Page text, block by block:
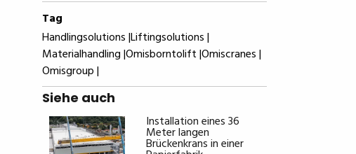
Tag
Handlingsolutions |Liftingsolutions |
Materialhandling |Omisborntolift |Omiscranes |
Omisgroup |
Siehe auch
Installation eines 36
Meter langen
Brückenkrans in einer